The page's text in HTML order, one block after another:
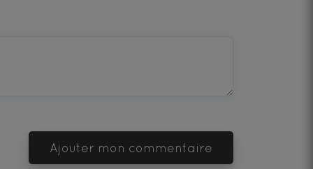
Ajouter mon commentaire